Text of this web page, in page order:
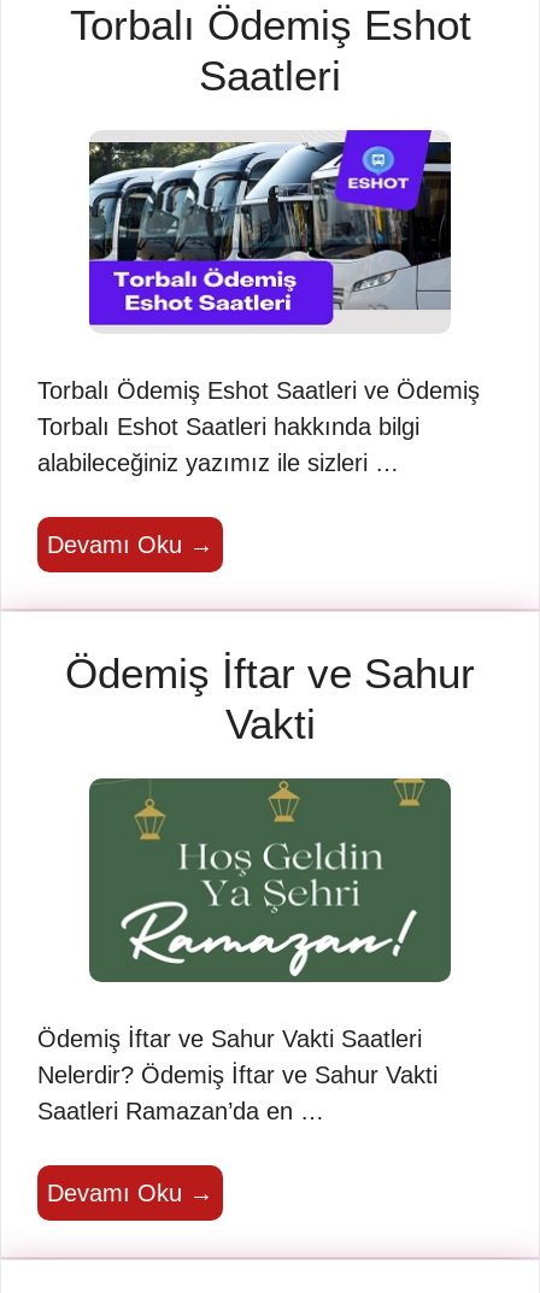
Torbalı Ödemiş Eshot
Saatleri
Torbalı Ödemiş Eshot Saatleri ve Ödemiş
Torbalı Eshot Saatleri hakkında bilgi
alabileceğiniz yazımız ile sizleri …
Devamı Oku →
Ödemiş İftar ve Sahur
Vakti
Ödemiş İftar ve Sahur Vakti Saatleri
Nelerdir? Ödemiş İftar ve Sahur Vakti
Saatleri Ramazan’da en …
Devamı Oku →